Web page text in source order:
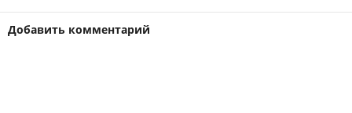
Добавить комментарий